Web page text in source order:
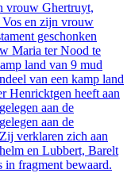
vrouw Ghertruyt,
en zijn vrouw
geschonken
Maria ter Nood te
land van 9 mud
van een kamp land
Henricktgen heeft aan
aan de
aan de
verklaren zich aan
en Lubbert, Barelt
fragment bewaard.